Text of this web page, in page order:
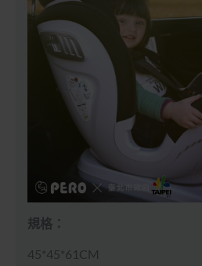
規格：
45*45*61CM